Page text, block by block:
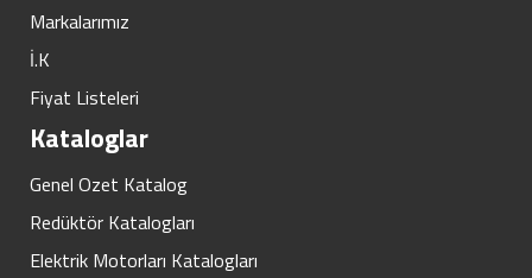
Markalarımız
İ.K
Fiyat Listeleri
Kataloglar
Genel Ozet Katalog
Redüktör Katalogları
Elektrik Motorları Katalogları